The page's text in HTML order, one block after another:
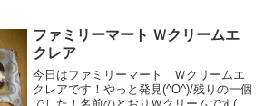
ファミリーマート Ｗクリームエ
クレア
今日はファミリーマート Ｗクリームエ
クレアです！やっと発見(^O^)/残りの一個